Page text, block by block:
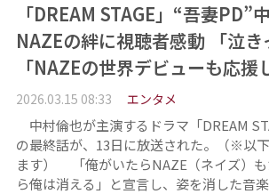
「DREAM STAGE」“吾妻PD”
NAZEの絆に視聴者感動 「泣き
「NAZEの世界デビューも応援
2026.03.15 08:33 エンタメ
中村倫也が主演するドラマ「DREAM
の最終話が、13日に放送された。（※以
ます） 「俺がいたらNAZE（ネイズ）
ら俺は消える」と宣言し、姿を消した音